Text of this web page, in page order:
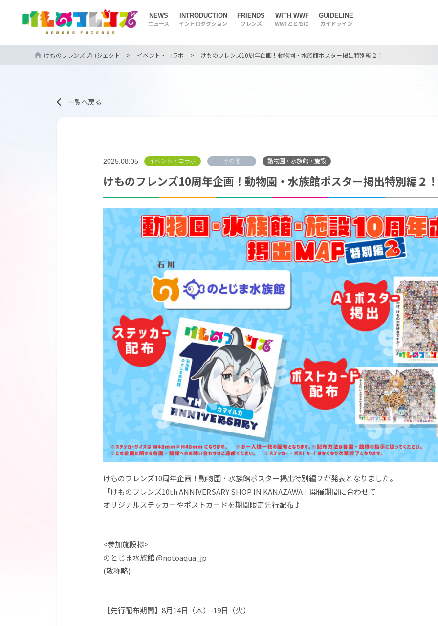
NEWS
ニュース
INTRODUCTION
イントロダクション
FRIENDS
フレンズ
WITH WWF
WWFとともに
GUIDELINE
ガイドライン
けものフレンズプロジェクト > イベント・コラボ > けものフレンズ10周年企画！動物園・水族館ポスター掲出特別編２！
一覧へ戻る
2025.08.05 イベント・コラボ その他 動物園・水族館・施設
けものフレンズ10周年企画！動物園・水族館ポスター掲出特別編２！
けものフレンズ10周年企画！動物園・水族館ポスター掲出特別編２が発表となりました。
「けものフレンズ10th ANNIVERSARY SHOP IN KANAZAWA」開催期間に合わせて
オリジナルステッカーやポストカードを期間限定先行配布♪
<参加施設様>
のとじま水族館 @notoaqua_jp
(敬称略)
【先行配布期間】8月14日（木）-19日（火）